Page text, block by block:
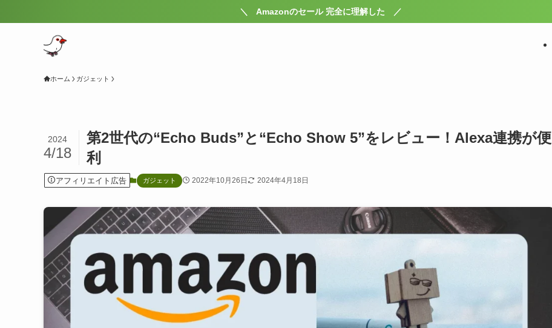
＼ Amazonのセール 完全に理解した ／
ホーム ガジェット
第2世代の“Echo Buds”と“Echo Show 5”をレビュー！Alexa連携が便
利
2024
4/18
アフィリエイト広告 ガジェット 2022年10月26日 2024年4月18日